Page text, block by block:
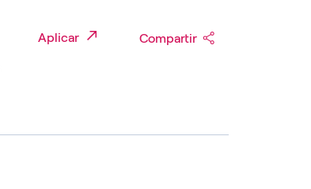
Aplicar Compartir